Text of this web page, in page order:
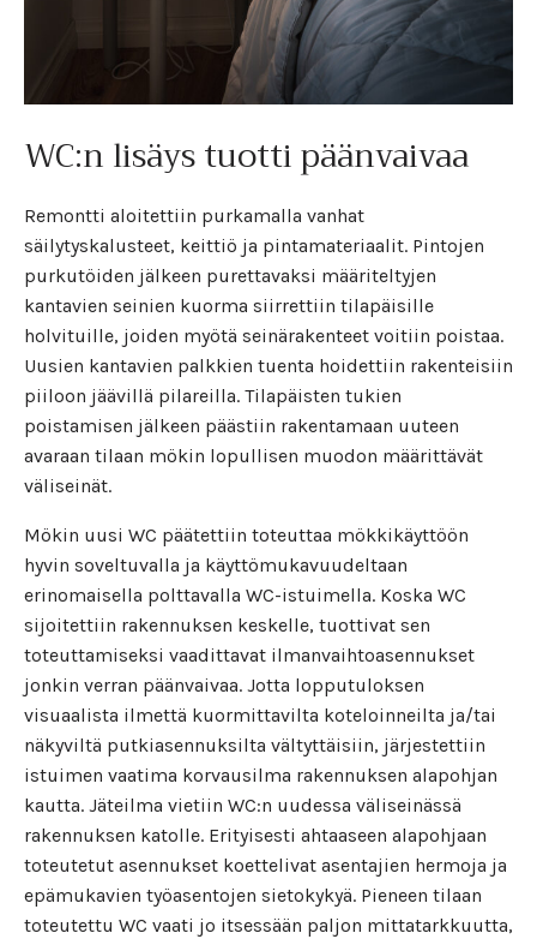
WC:n lisäys tuotti päänvaivaa
Remontti aloitettiin purkamalla vanhat
säilytyskalusteet, keittiö ja pintamateriaalit. Pintojen
purkutöiden jälkeen purettavaksi määriteltyjen
kantavien seinien kuorma siirrettiin tilapäisille
holvituille, joiden myötä seinärakenteet voitiin poistaa.
Uusien kantavien palkkien tuenta hoidettiin rakenteisiin
piiloon jäävillä pilareilla. Tilapäisten tukien
poistamisen jälkeen päästiin rakentamaan uuteen
avaraan tilaan mökin lopullisen muodon määrittävät
väliseinät.
Mökin uusi WC päätettiin toteuttaa mökkikäyttöön
hyvin soveltuvalla ja käyttömukavuudeltaan
erinomaisella polttavalla WC-istuimella. Koska WC
sijoitettiin rakennuksen keskelle, tuottivat sen
toteuttamiseksi vaadittavat ilmanvaihtoasennukset
jonkin verran päänvaivaa. Jotta lopputuloksen
visuaalista ilmettä kuormittavilta koteloinneilta ja/tai
näkyviltä putkiasennuksilta vältyttäisiin, järjestettiin
istuimen vaatima korvausilma rakennuksen alapohjan
kautta. Jäteilma vietiin WC:n uudessa väliseinässä
rakennuksen katolle. Erityisesti ahtaaseen alapohjaan
toteutetut asennukset koettelivat asentajien hermoja ja
epämukavien työasentojen sietokykyä. Pieneen tilaan
toteutettu WC vaati jo itsessään paljon mittatarkkuutta,